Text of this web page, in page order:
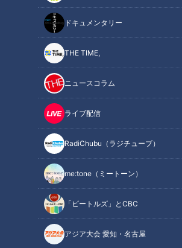
ドキュメンタリー
THE TIME,
ニュースコラム
ライブ配信
RadiChubu（ラジチューブ）
me:tone（ミートーン）
「ビートルズ」とCBC
アジア大会 愛知・名古屋
この記事を見たあなたへのおすすめ